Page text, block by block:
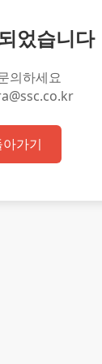
었습니다
의하세요
가기